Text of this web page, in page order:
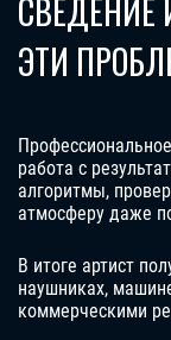
СВЕДЕНИЕ
ЭТИ
работа с
алгоритмы,
атмосферу даже
В итоге артист
наушниках,
коммерческими